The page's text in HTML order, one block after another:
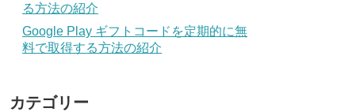
る方法の紹介
Google Play ギフトコードを定期的に無
料で取得する方法の紹介
カテゴリー